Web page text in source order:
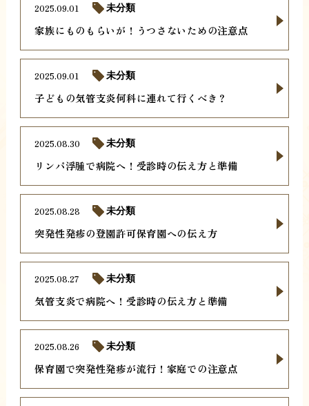
家族にものもらいが！うつさないための注意点
2025.09.01 未分類
子どもの気管支炎何科に連れて行くべき？
2025.09.01 未分類
リンパ浮腫で病院へ！受診時の伝え方と準備
2025.08.30 未分類
突発性発疹の登園許可保育園への伝え方
2025.08.28 未分類
気管支炎で病院へ！受診時の伝え方と準備
2025.08.27 未分類
保育園で突発性発疹が流行！家庭での注意点
2025.08.26 未分類